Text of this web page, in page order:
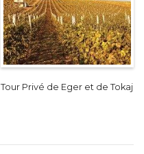
Tour Privé de Eger et de Tokaj